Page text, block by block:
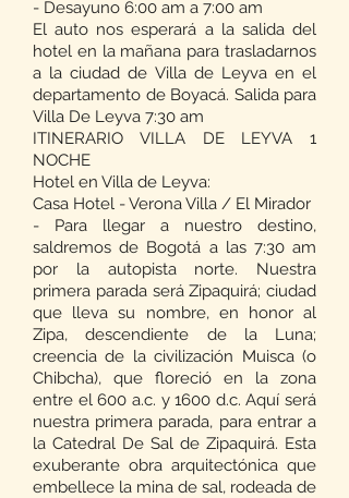
- Desayuno 6:00 am a 7:00 am
El auto nos esperará a la salida del
hotel en la mañana para trasladarnos
a la ciudad de Villa de Leyva en el
departamento de Boyacá. Salida para
Villa De Leyva 7:30 am
ITINERARIO VILLA DE LEYVA 1
NOCHE
Hotel en Villa de Leyva:
Casa Hotel - Verona Villa / El Mirador
- Para llegar a nuestro destino,
saldremos de Bogotá a las 7:30 am
por la autopista norte. Nuestra
primera parada será Zipaquirá; ciudad
que lleva su nombre, en honor al
Zipa, descendiente de la Luna;
creencia de la civilización Muisca (o
Chibcha), que floreció en la zona
entre el 600 a.c. y 1600 d.c. Aquí será
nuestra primera parada, para entrar a
la Catedral De Sal de Zipaquirá. Esta
exuberante obra arquitectónica que
embellece la mina de sal, rodeada de